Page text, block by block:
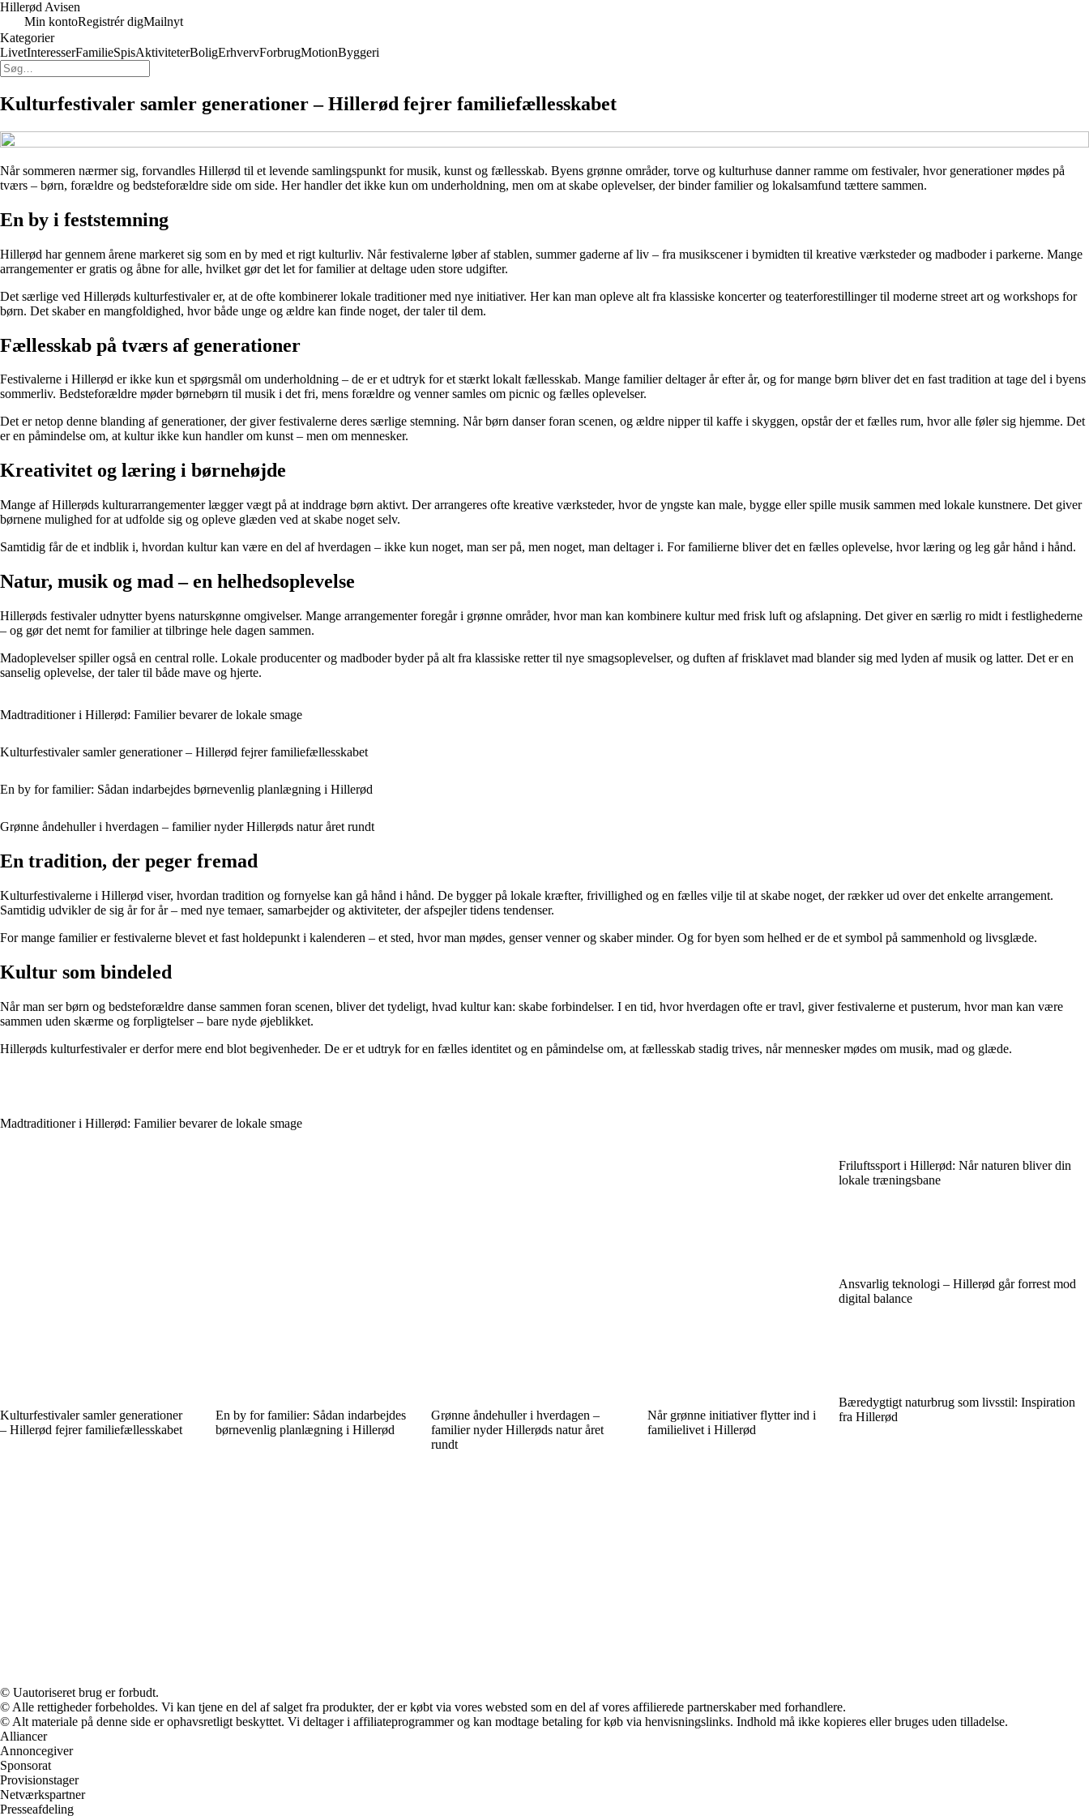
Hillerød Avisen
Min kontoRegistrér digMailnyt
Kategorier
LivetInteresserFamilieSpisAktiviteterBoligErhvervForbrugMotionByggeri
Kulturfestivaler samler generationer – Hillerød fejrer familiefællesskabet
Når sommeren nærmer sig, forvandles Hillerød til et levende samlingspunkt for musik, kunst og fællesskab. Byens grønne områder, torve og kulturhuse danner ramme om festivaler, hvor generationer mødes på
tværs – børn, forældre og bedsteforældre side om side. Her handler det ikke kun om underholdning, men om at skabe oplevelser, der binder familier og lokalsamfund tættere sammen.
En by i feststemning
Hillerød har gennem årene markeret sig som en by med et rigt kulturliv. Når festivalerne løber af stablen, summer gaderne af liv – fra musikscener i bymidten til kreative værksteder og madboder i parkerne. Mange
arrangementer er gratis og åbne for alle, hvilket gør det let for familier at deltage uden store udgifter.
Det særlige ved Hillerøds kulturfestivaler er, at de ofte kombinerer lokale traditioner med nye initiativer. Her kan man opleve alt fra klassiske koncerter og teaterforestillinger til moderne street art og workshops for
børn. Det skaber en mangfoldighed, hvor både unge og ældre kan finde noget, der taler til dem.
Fællesskab på tværs af generationer
Festivalerne i Hillerød er ikke kun et spørgsmål om underholdning – de er et udtryk for et stærkt lokalt fællesskab. Mange familier deltager år efter år, og for mange børn bliver det en fast tradition at tage del i byens
sommerliv. Bedsteforældre møder børnebørn til musik i det fri, mens forældre og venner samles om picnic og fælles oplevelser.
Det er netop denne blanding af generationer, der giver festivalerne deres særlige stemning. Når børn danser foran scenen, og ældre nipper til kaffe i skyggen, opstår der et fælles rum, hvor alle føler sig hjemme. Det
er en påmindelse om, at kultur ikke kun handler om kunst – men om mennesker.
Kreativitet og læring i børnehøjde
Mange af Hillerøds kulturarrangementer lægger vægt på at inddrage børn aktivt. Der arrangeres ofte kreative værksteder, hvor de yngste kan male, bygge eller spille musik sammen med lokale kunstnere. Det giver
børnene mulighed for at udfolde sig og opleve glæden ved at skabe noget selv.
Samtidig får de et indblik i, hvordan kultur kan være en del af hverdagen – ikke kun noget, man ser på, men noget, man deltager i. For familierne bliver det en fælles oplevelse, hvor læring og leg går hånd i hånd.
Natur, musik og mad – en helhedsoplevelse
Hillerøds festivaler udnytter byens naturskønne omgivelser. Mange arrangementer foregår i grønne områder, hvor man kan kombinere kultur med frisk luft og afslapning. Det giver en særlig ro midt i festlighederne
– og gør det nemt for familier at tilbringe hele dagen sammen.
Madoplevelser spiller også en central rolle. Lokale producenter og madboder byder på alt fra klassiske retter til nye smagsoplevelser, og duften af frisklavet mad blander sig med lyden af musik og latter. Det er en
sanselig oplevelse, der taler til både mave og hjerte.
Madtraditioner i Hillerød: Familier bevarer de lokale smage
Kulturfestivaler samler generationer – Hillerød fejrer familiefællesskabet
En by for familier: Sådan indarbejdes børnevenlig planlægning i Hillerød
Grønne åndehuller i hverdagen – familier nyder Hillerøds natur året rundt
En tradition, der peger fremad
Kulturfestivalerne i Hillerød viser, hvordan tradition og fornyelse kan gå hånd i hånd. De bygger på lokale kræfter, frivillighed og en fælles vilje til at skabe noget, der rækker ud over det enkelte arrangement.
Samtidig udvikler de sig år for år – med nye temaer, samarbejder og aktiviteter, der afspejler tidens tendenser.
For mange familier er festivalerne blevet et fast holdepunkt i kalenderen – et sted, hvor man mødes, genser venner og skaber minder. Og for byen som helhed er de et symbol på sammenhold og livsglæde.
Kultur som bindeled
Når man ser børn og bedsteforældre danse sammen foran scenen, bliver det tydeligt, hvad kultur kan: skabe forbindelser. I en tid, hvor hverdagen ofte er travl, giver festivalerne et pusterum, hvor man kan være
sammen uden skærme og forpligtelser – bare nyde øjeblikket.
Hillerøds kulturfestivaler er derfor mere end blot begivenheder. De er et udtryk for en fælles identitet og en påmindelse om, at fællesskab stadig trives, når mennesker mødes om musik, mad og glæde.
Madtraditioner i Hillerød: Familier bevarer de lokale smage
Kulturfestivaler samler generationer
– Hillerød fejrer familiefællesskabet
En by for familier: Sådan indarbejdes
børnevenlig planlægning i Hillerød
Grønne åndehuller i hverdagen –
familier nyder Hillerøds natur året
rundt
Når grønne initiativer flytter ind i
familielivet i Hillerød
Friluftssport i Hillerød: Når naturen bliver din
lokale træningsbane
Ansvarlig teknologi – Hillerød går forrest mod
digital balance
Bæredygtigt naturbrug som livsstil: Inspiration
fra Hillerød
© Uautoriseret brug er forbudt.
© Alle rettigheder forbeholdes. Vi kan tjene en del af salget fra produkter, der er købt via vores websted som en del af vores affilierede partnerskaber med forhandlere.
© Alt materiale på denne side er ophavsretligt beskyttet. Vi deltager i affiliateprogrammer og kan modtage betaling for køb via henvisningslinks. Indhold må ikke kopieres eller bruges uden tilladelse.
Alliancer
Annoncegiver
Sponsorat
Provisionstager
Netværkspartner
Presseafdeling